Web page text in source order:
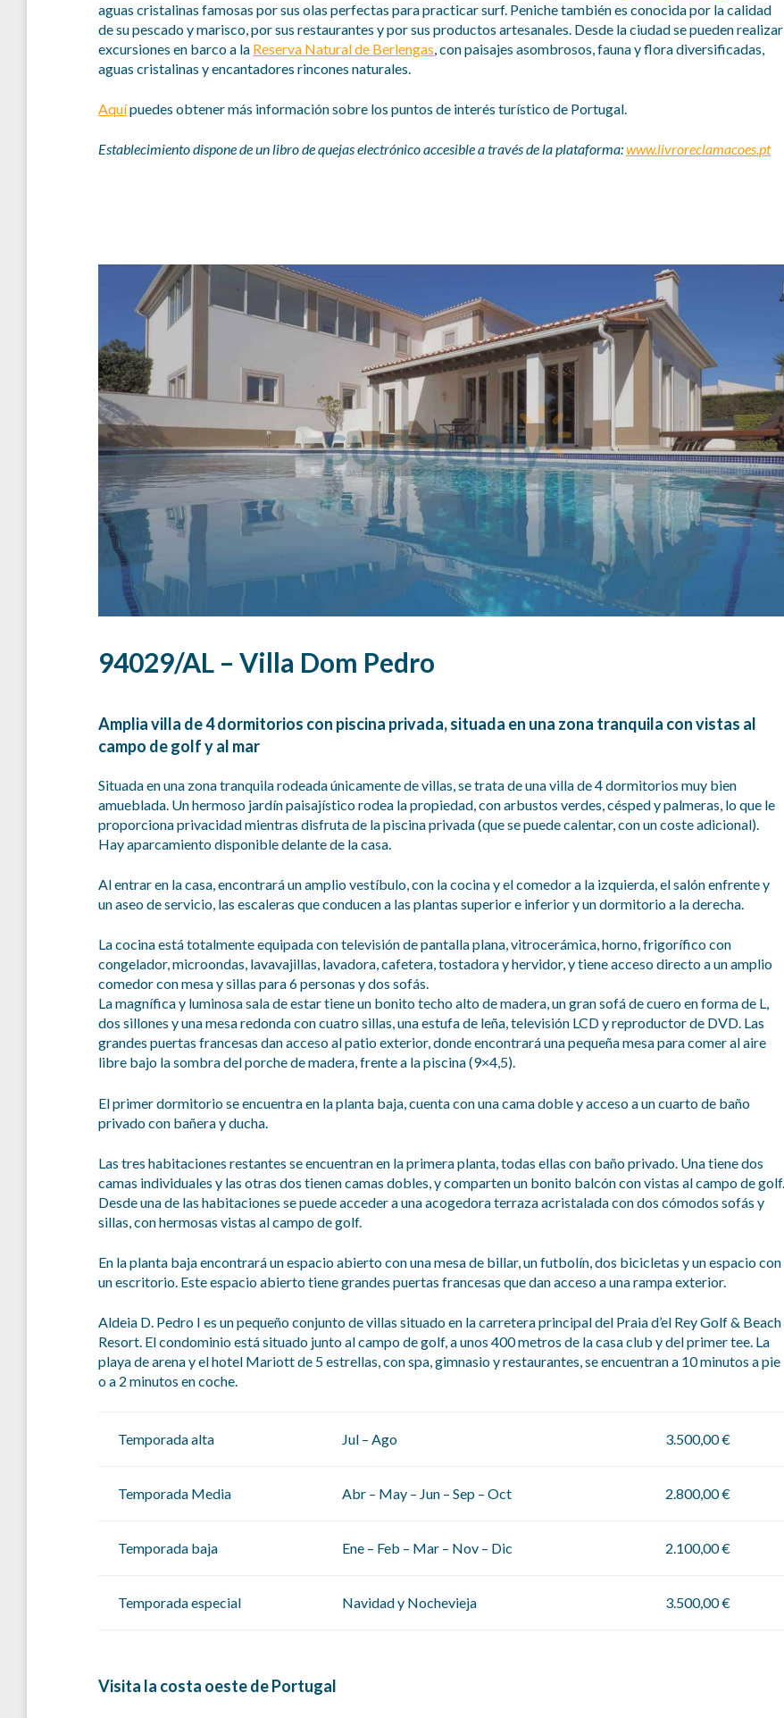
aguas cristalinas famosas por sus olas perfectas para practicar surf. Peniche también es conocida por la calidad
de su pescado y marisco, por sus restaurantes y por sus productos artesanales. Desde la ciudad se pueden realizar
excursiones en barco a la Reserva Natural de Berlengas, con paisajes asombrosos, fauna y flora diversificadas,
aguas cristalinas y encantadores rincones naturales.
Aquípuedes obtener más información sobre los puntos de interés turístico de Portugal.
Establecimiento dispone de un libro de quejas electrónico accesible a través de la plataforma:www.livroreclamacoes.pt
94029/AL – Villa Dom Pedro
Amplia villa de 4 dormitorios con piscina privada, situada en una zona tranquila con vistas al
campo de golf y al mar
Situada en una zona tranquila rodeada únicamente de villas, se trata de una villa de 4 dormitorios muy bien
amueblada. Un hermoso jardín paisajístico rodea la propiedad, con arbustos verdes, césped y palmeras, lo que le
proporciona privacidad mientras disfruta de la piscina privada (que se puede calentar, con un coste adicional).
Hay aparcamiento disponible delante de la casa.
Al entrar en la casa, encontrará un amplio vestíbulo, con la cocina y el comedor a la izquierda, el salón enfrente y
un aseo de servicio, las escaleras que conducen a las plantas superior e inferior y un dormitorio a la derecha.
La cocina está totalmente equipada con televisión de pantalla plana, vitrocerámica, horno, frigorífico con
congelador, microondas, lavavajillas, lavadora, cafetera, tostadora y hervidor, y tiene acceso directo a un amplio
comedor con mesa y sillas para 6 personas y dos sofás.
La magnífica y luminosa sala de estar tiene un bonito techo alto de madera, un gran sofá de cuero en forma de L,
dos sillones y una mesa redonda con cuatro sillas, una estufa de leña, televisión LCD y reproductor de DVD. Las
grandes puertas francesas dan acceso al patio exterior, donde encontrará una pequeña mesa para comer al aire
libre bajo la sombra del porche de madera, frente a la piscina (9×4,5).
El primer dormitorio se encuentra en la planta baja, cuenta con una cama doble y acceso a un cuarto de baño
privado con bañera y ducha.
Las tres habitaciones restantes se encuentran en la primera planta, todas ellas con baño privado. Una tiene dos
camas individuales y las otras dos tienen camas dobles, y comparten un bonito balcón con vistas al campo de golf.
Desde una de las habitaciones se puede acceder a una acogedora terraza acristalada con dos cómodos sofás y
sillas, con hermosas vistas al campo de golf.
En la planta baja encontrará un espacio abierto con una mesa de billar, un futbolín, dos bicicletas y un espacio con
un escritorio. Este espacio abierto tiene grandes puertas francesas que dan acceso a una rampa exterior.
Aldeia D. Pedro I es un pequeño conjunto de villas situado en la carretera principal del Praia d’el Rey Golf & Beach
Resort. El condominio está situado junto al campo de golf, a unos 400 metros de la casa club y del primer tee. La
playa de arena y el hotel Mariott de 5 estrellas, con spa, gimnasio y restaurantes, se encuentran a 10 minutos a pie
o a 2 minutos en coche.
Temporada alta Jul – Ago 3.500,00 €
Temporada Media Abr – May – Jun – Sep – Oct 2.800,00 €
Temporada baja Ene – Feb – Mar – Nov – Dic 2.100,00 €
Temporada especial Navidad y Nochevieja 3.500,00 €
Visita la costa oeste de Portugal